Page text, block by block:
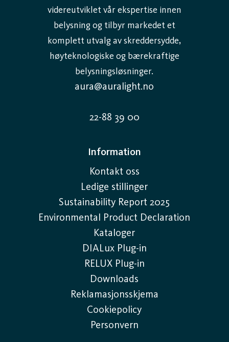
behov avhengig av bruksområde. De passer like godt
til kontorbelysning som til industrielle miljøer,
fasader og innganger – alltid med høy ytelse,
driftssikkerhet og balansert lysfordeling.
Vanlige bruksområder for våre
Våre lysarmaturer finnes i flere utførelser og er
noen eksempler på hvordan de kan brukes – både
Innendørslysarmaturer:For innemiljøer som
kontorer, skoler og butikker tilbyr vi energieffektive
LED-lysarmaturer med lav blending, god
fargegjengivelse og mulighet for styring. De finnes i
flere varianter – innfelte, utenpåliggende og
pendlede – slik at lyset kan tilpasses rommets
Utendørslysarmaturer:
videreutviklet vår ekspertise innen
belysning og tilbyr markedet et
komplett utvalg av skreddersydde,
høyteknologiske og bærekraftige
belysningsløsninger.
aura@auralight.no
22-88 39 00
Information
Kontakt oss
Ledige stillinger
Sustainability Report 2025
Environmental Product Declaration
Kataloger
DIALux Plug-in
RELUX Plug-in
Downloads
Reklamasjonsskjema
Cookiepolicy
Personvern